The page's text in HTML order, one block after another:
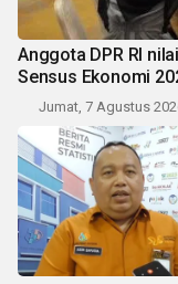
Anggota DPR RI
Sensus Ekonomi
Jumat, 7 Agustus